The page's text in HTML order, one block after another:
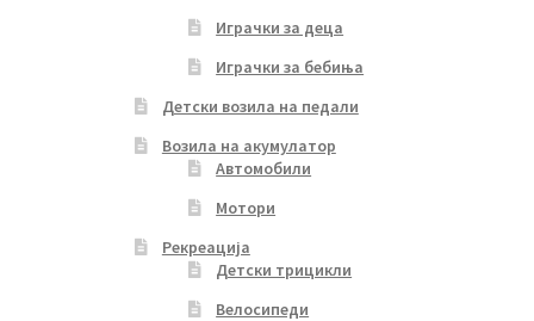
Играчки за деца
Играчки за бебиња
Детски возила на педали
Возила на акумулатор
Автомобили
Мотори
Рекреација
Детски трицикли
Велосипеди